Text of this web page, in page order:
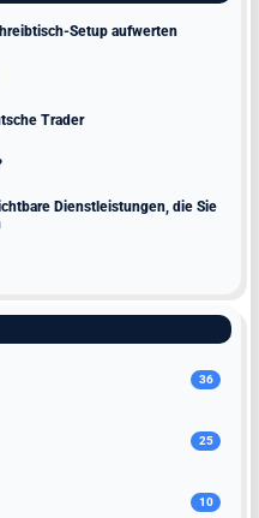
Setup aufwerten
Trader
Dienstleistungen, die Sie
36
25
10